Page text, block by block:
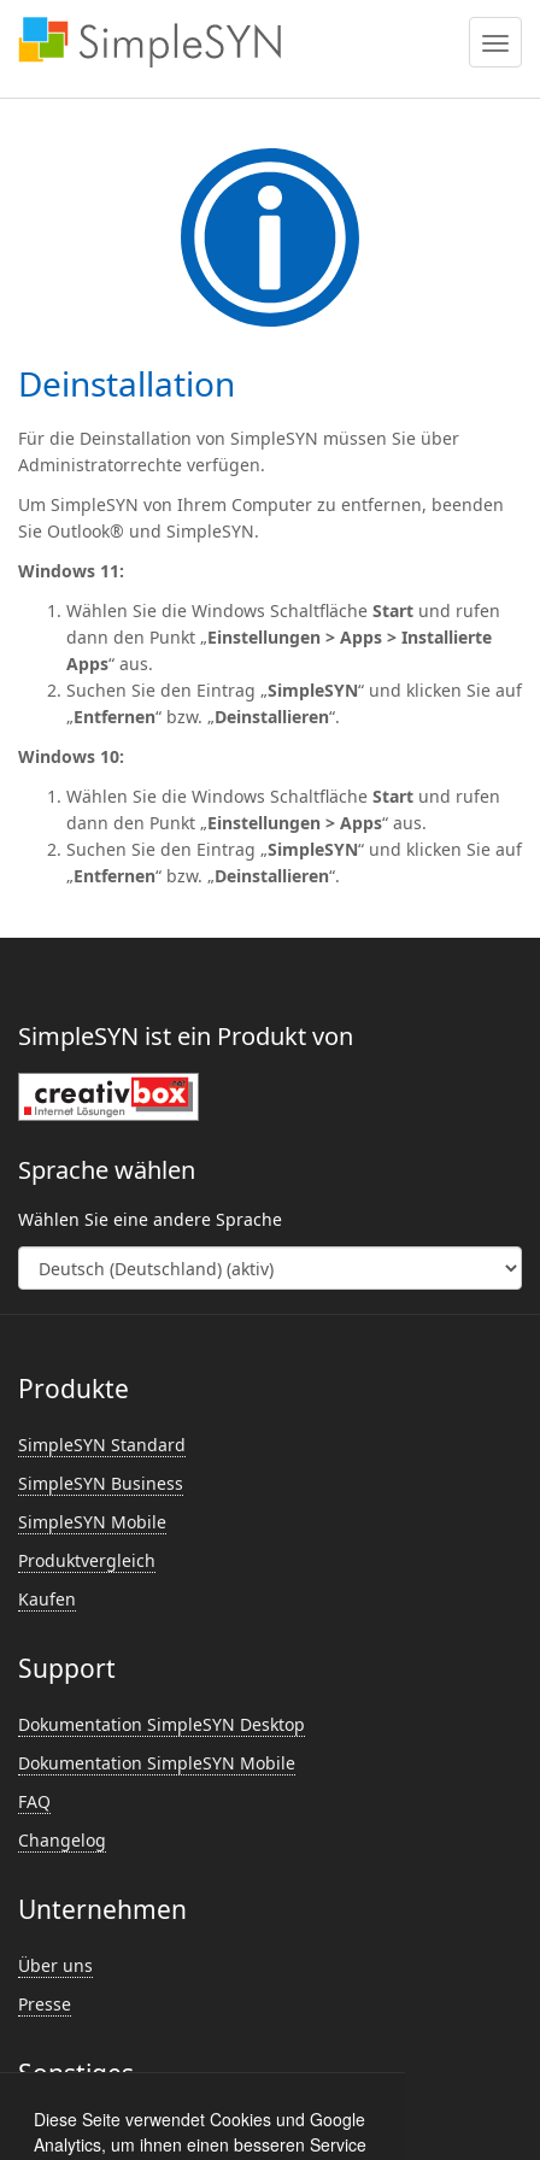
Diese Seite verwendet Cookies und Google
Analytics, um ihnen einen besseren Service
Menü
ein
oder
Deinstallation
Für die Deinstallation von SimpleSYN müssen Sie über
Administratorrechte verfügen.
Um SimpleSYN von Ihrem Computer zu entfernen, beenden
Sie Outlook® und SimpleSYN.
Windows 11:
Wählen Sie die Windows Schaltfläche Start und rufen
dann den Punkt „Einstellungen > Apps > Installierte
Apps“ aus.
Suchen Sie den Eintrag „SimpleSYN“ und klicken Sie auf
„Entfernen“ bzw. „Deinstallieren“.
Windows 10:
Wählen Sie die Windows Schaltfläche Start und rufen
dann den Punkt „Einstellungen > Apps“ aus.
Suchen Sie den Eintrag „SimpleSYN“ und klicken Sie auf
„Entfernen“ bzw. „Deinstallieren“.
SimpleSYN ist ein Produkt von
Sprache wählen
Wählen Sie eine andere Sprache
Produkte
SimpleSYN Standard
SimpleSYN Business
SimpleSYN Mobile
Produktvergleich
Kaufen
Support
Dokumentation SimpleSYN Desktop
Dokumentation SimpleSYN Mobile
FAQ
Changelog
Unternehmen
Über uns
Presse
Sonstiges
Feedback